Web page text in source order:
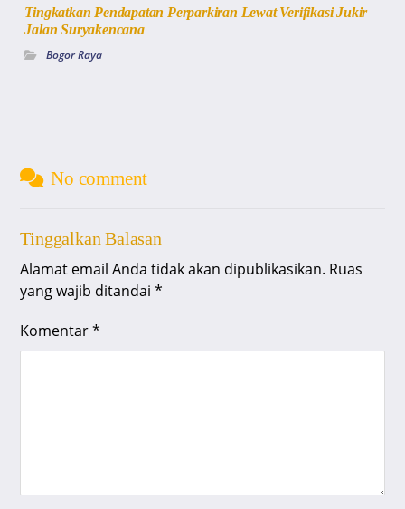
Tingkatkan Pendapatan Perparkiran Lewat Verifikasi Jukir
Jalan Suryakencana
Bogor Raya
No comment
Tinggalkan Balasan
Alamat email Anda tidak akan dipublikasikan. Ruas
yang wajib ditandai*
Komentar*